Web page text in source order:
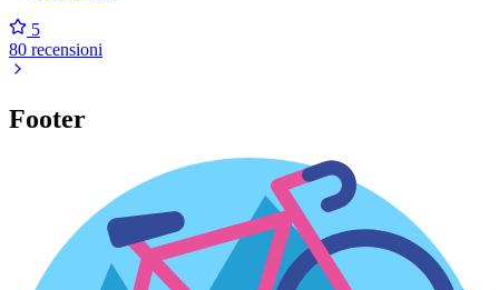
5
80 recensioni
Footer